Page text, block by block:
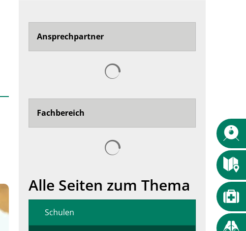
Ansprechpartner
Fachbereich
Suchergebnisse werden geladen
Alle Seiten zum Thema
Schulen